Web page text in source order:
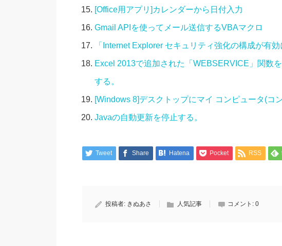
[Office用アプリ]カレンダーから日付入力
Gmail APIを使ってメール送信するVBAマクロ
「Internet Explorer セキュリティ強化の構成が有
Excel 2013で追加された「WEBSERVICE」関数
する。
[Windows 8]デスクトップにマイ コンピュータ(コ
Javaの自動更新を停止する。
Tweet Share Hatena Pocket RSS
投稿者: きぬあさ 人気記事 コメント: 0